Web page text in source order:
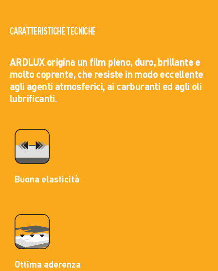
CARATTERISTICHE TECNICHE
ARDLUX origina un film pieno, duro, brillante e
molto coprente, che resiste in modo eccellente
agli agenti atmosferici, ai carburanti ed agli oli
lubrificanti.
Buona elasticità
Ottima aderenza